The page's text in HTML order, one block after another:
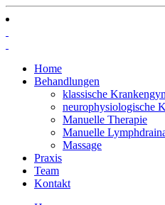
Home
Behandlungen
klassische
neurophysiologische
Manuelle Therapie
Manuelle
Massage
Praxis
Team
Kontakt